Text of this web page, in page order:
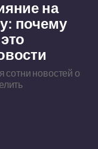
на
почему
новостей о